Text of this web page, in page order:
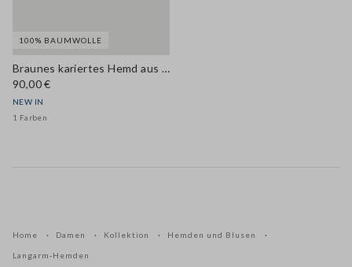
100% BAUMWOLLE
Braunes kariertes Hemd aus reiner Baumwolle mit Schlupfkragen, Regular Fit
90,00 €
NEW IN
1 Farben
Home Damen Kollektion Hemden und Blusen
Langarm-Hemden